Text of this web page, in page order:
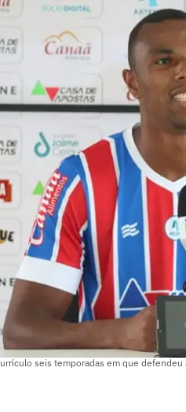
seis temporadas em que defendeu